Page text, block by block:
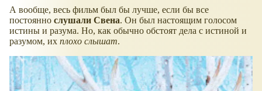
А вообще, весь фильм был бы лучше, если бы все
постоянно слушали Свена. Он был настоящим голосом
истины и разума. Но, как обычно обстоят дела с истиной и
разумом, их плохо слышат.